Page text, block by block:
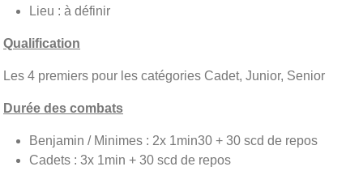
Lieu : à définir
Qualification
Les 4 premiers pour les catégories Cadet, Junior, Senior
Durée des combats
Benjamin / Minimes : 2x 1min30 + 30 scd de repos
Cadets : 3x 1min + 30 scd de repos